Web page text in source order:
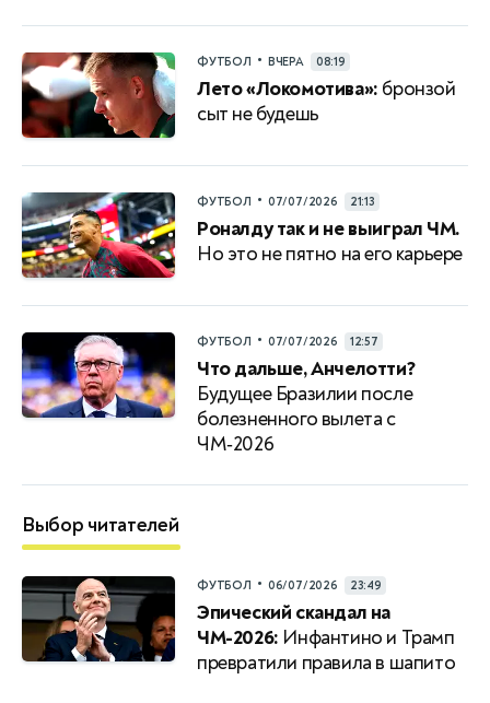
ФУТБОЛ • ВЧЕРА 08:19
Лето «Локомотива»: бронзой
сыт не будешь
ФУТБОЛ • 07/07/2026 21:13
Роналду так и не выиграл ЧМ.
Но это не пятно на его карьере
ФУТБОЛ • 07/07/2026 12:57
Что дальше, Анчелотти?
Будущее Бразилии после
болезненного вылета с
ЧМ‑2026
Выбор читателей
ФУТБОЛ • 06/07/2026 23:49
Эпический скандал на
ЧМ-2026: Инфантино и Трамп
превратили правила в шапито